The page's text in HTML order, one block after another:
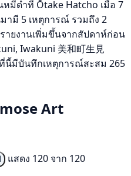
มีดำที่ Ōtake Hatcho เมื่อ 7
ามี 5 เหตุการณ์ รวมถึง 2
ายงานเพิ่มขึ้นจากสัปดาห์ก่อน
Iwakuni 美和町生見
นี้มีบันทึกเหตุการณ์สะสม 265
Art
แสดง 120 จาก 120